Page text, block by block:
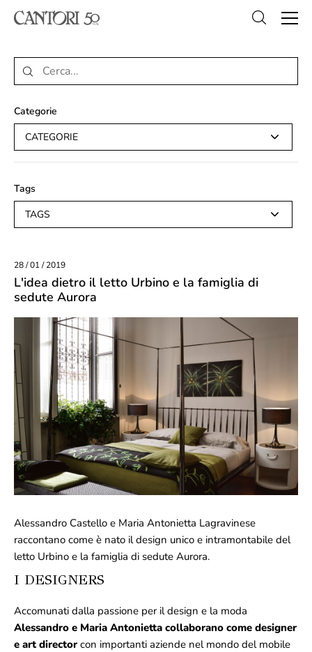
Categorie
CATEGORIE
Tags
TAGS
28 / 01 / 2019
L'idea dietro il letto Urbino e la famiglia di
sedute Aurora
Alessandro Castello e Maria Antonietta Lagravinese
raccontano come è nato il design unico e intramontabile del
letto Urbino e la famiglia di sedute Aurora.
I DESIGNERS
Accomunati dalla passione per il design e la moda
Alessandro e Maria Antonietta collaborano come designer
e art director con importanti aziende nel mondo del mobile